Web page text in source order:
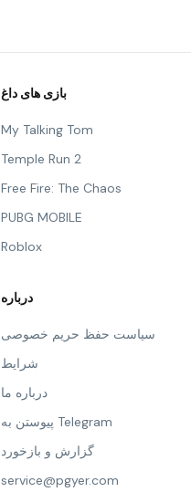
بازی های داغ
My Talking Tom
Temple Run 2
Free Fire: The Chaos
PUBG MOBILE
Roblox
درباره
سیاست حفظ حریم خصوصی
شرایط
درباره ما
پیوستن به Telegram
گزارش و بازخورد
service@pgyer.com